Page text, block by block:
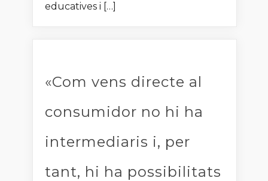
educatives i […]
«Com vens directe al
consumidor no hi ha
intermediaris i, per
tant, hi ha possibilitats